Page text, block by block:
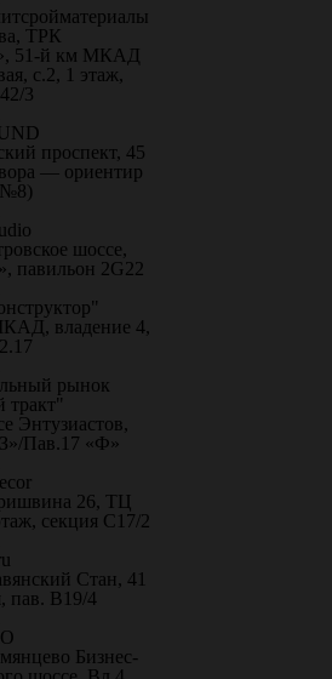
ТРК
51-й км МКАД
с.2, 1 этаж,
3
проспект, 45
— ориентир
шоссе,
павильон 2G22
владение 4,
рынок
тракт"
Энтузиастов,
Пав.17 «Ф»
26, ТЦ
секция С17/2
Стан, 41
В19/4
Бизнес-